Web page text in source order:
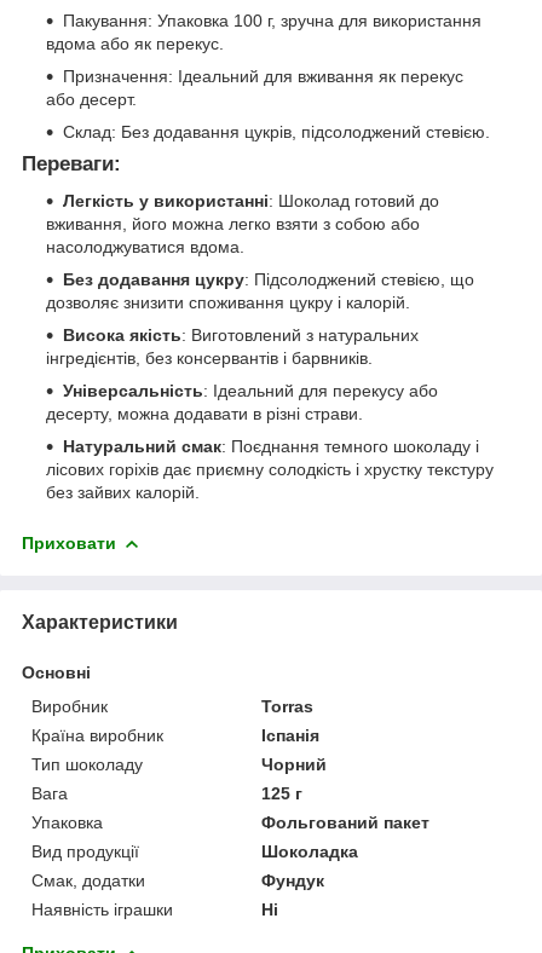
Пакування: Упаковка 100 г, зручна для використання
вдома або як перекус.
Призначення: Ідеальний для вживання як перекус
або десерт.
Склад: Без додавання цукрів, підсолоджений стевією.
Переваги:
Легкість у використанні: Шоколад готовий до
вживання, його можна легко взяти з собою або
насолоджуватися вдома.
Без додавання цукру: Підсолоджений стевією, що
дозволяє знизити споживання цукру і калорій.
Висока якість: Виготовлений з натуральних
інгредієнтів, без консервантів і барвників.
Універсальність: Ідеальний для перекусу або
десерту, можна додавати в різні страви.
Натуральний смак: Поєднання темного шоколаду і
лісових горіхів дає приємну солодкість і хрустку текстуру
без зайвих калорій.
Приховати
Характеристики
Основні
Виробник
Torras
Країна виробник
Іспанія
Тип шоколаду
Чорний
Вага
125 г
Упаковка
Фольгований пакет
Вид продукції
Шоколадка
Смак, додатки
Фундук
Наявність іграшки
Ні